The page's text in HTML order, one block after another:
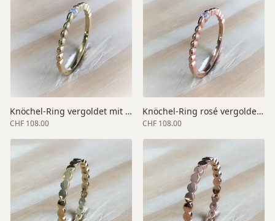
Knöchel-Ring vergoldet mit Zirkonia
CHF 108.00
Knöchel-Ring rosé vergoldet mit Zirkonia
CHF 108.00